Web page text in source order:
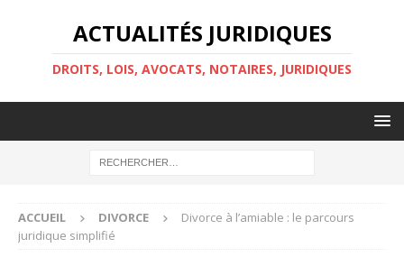
ACTUALITÉS JURIDIQUES
DROITS, LOIS, AVOCATS, NOTAIRES, JURIDIQUES
ACCUEIL DIVORCE
Divorce à l’amiable : le parcours
juridique simplifié